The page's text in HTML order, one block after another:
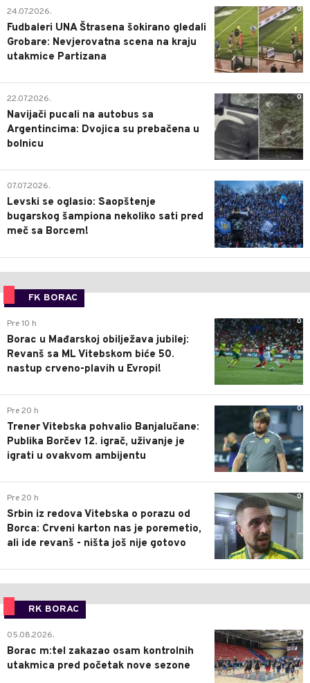
0
24.07.2026.
Fudbaleri UNA Štrasena šokirano gledali
Grobare: Nevjerovatna scena na kraju
utakmice Partizana
0
22.07.2026.
Navijači pucali na autobus sa
Argentincima: Dvojica su prebačena u
bolnicu
1
07.07.2026.
Levski se oglasio: Saopštenje
bugarskog šampiona nekoliko sati pred
meč sa Borcem!
FK BORAC
0
Pre 10 h
Borac u Mađarskoj obilježava jubilej:
Revanš sa ML Vitebskom biće 50.
nastup crveno-plavih u Evropi!
0
Pre 20 h
Trener Vitebska pohvalio Banjalučane:
Publika Borčev 12. igrač, uživanje je
igrati u ovakvom ambijentu
0
Pre 20 h
Srbin iz redova Vitebska o porazu od
Borca: Crveni karton nas je poremetio,
ali ide revanš - ništa još nije gotovo
RK BORAC
0
05.08.2026.
Borac m:tel zakazao osam kontrolnih
utakmica pred početak nove sezone